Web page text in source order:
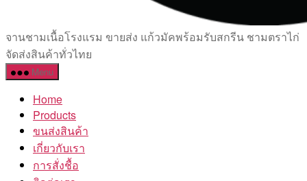
เซรามิค
ครบ
ครัน
โรงงาน
จานชามเนื้อโรงแรม ขายส่ง แก้วมัคพร้อมรับสกรีน ชามตราไก่
จัดส่งสินค้าทั่วไทย
Menu
Home
Products
ขนส่งสินค้า
เกี่ยวกับเรา
การสั่งชื้อ